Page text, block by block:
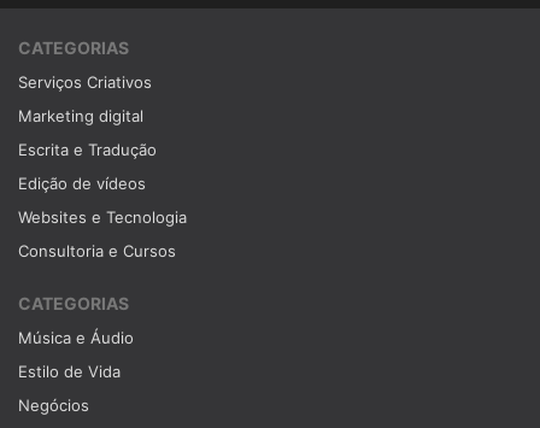
CATEGORIAS
Serviços Criativos
Marketing digital
Escrita e Tradução
Edição de vídeos
Websites e Tecnologia
Consultoria e Cursos
CATEGORIAS
Música e Áudio
Estilo de Vida
Negócios